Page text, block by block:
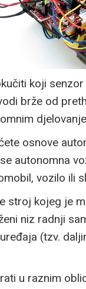
koji
brže od
osnove
autonomna
vozilo ili
stroj kojeg je
niz radnji
(tzv.
u raznim